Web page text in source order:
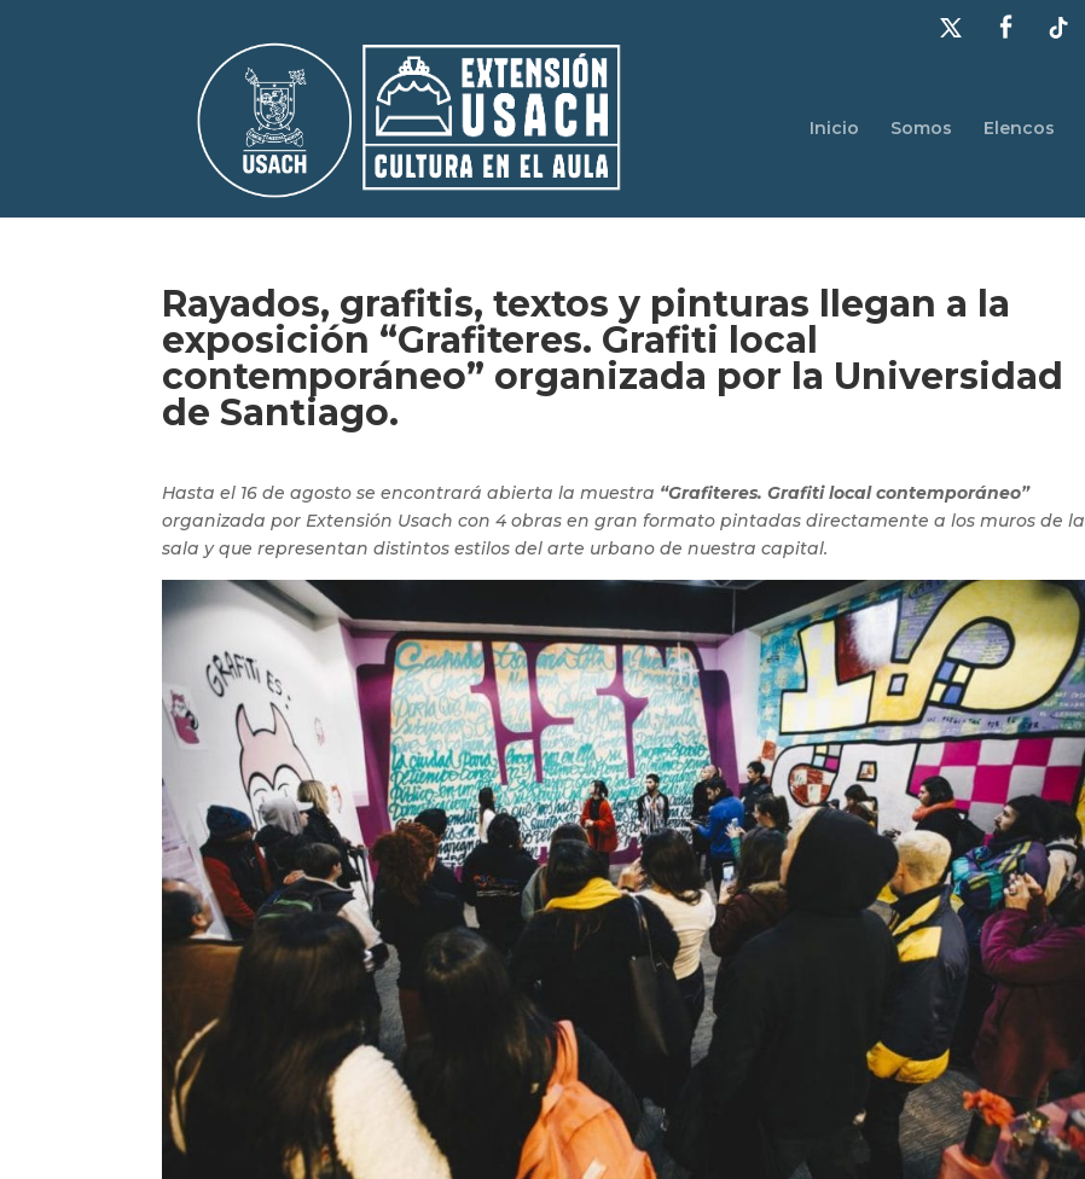
Inicio Somos Elencos
Rayados, grafitis, textos y pinturas llegan a la
exposición “Grafiteres. Grafiti local
contemporáneo” organizada por la Universidad
de Santiago.
Hasta el 16 de agosto se encontrará abierta la muestra “Grafiteres. Grafiti local contemporáneo”
organizada por Extensión Usach con 4 obras en gran formato pintadas directamente a los muros de la
sala y que representan distintos estilos del arte urbano de nuestra capital.